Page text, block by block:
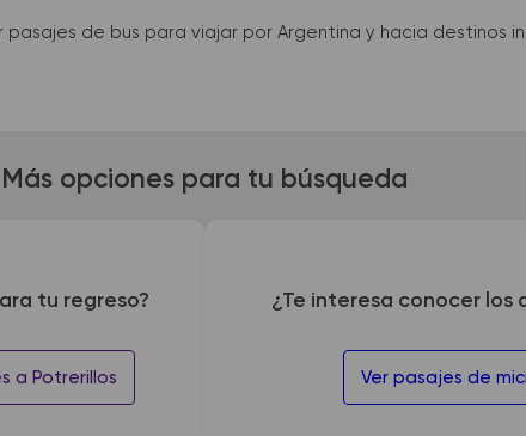
de bus para viajar por Argentina y hacia destinos
Más opciones para tu búsqueda
tu regreso?
a Potrerillos
¿Te interesa conocer los
Ver pasajes de